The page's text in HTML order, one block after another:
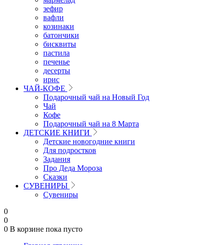
зефир
вафли
козинаки
батончики
бисквиты
пастила
печенье
десерты
ирис
ЧАЙ-КОФЕ
Подарочный чай на Новый Год
Чай
Кофе
Подарочный чай на 8 Марта
ДЕТСКИЕ КНИГИ
Детские новогодние книги
Для подростков
Задания
Про Деда Мороза
Сказки
СУВЕНИРЫ
Сувениры
0
0
0 В корзине пока пусто